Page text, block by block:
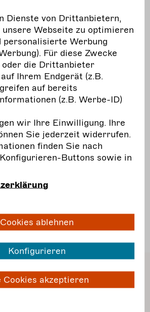
aus anderen Ländern
Land
der Stern*?
Dienste von Drittanbietern,
unsere Webseite zu optimieren
personalisierte Werbung
Für diese Zwecke
die Drittanbieter
Ihrem Endgerät (z.B.
auf bereits
(z.B. Werbe-ID)
wir Ihre Einwilligung. Ihre
Sie jederzeit widerrufen.
finden Sie nach
Buttons sowie in
Cookies ablehnen
Konfigurieren
Cookies akzeptieren